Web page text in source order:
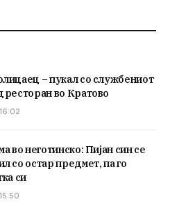
– пукал со службениот
во Кратово
во неготинско: Пијан син се
со остар предмет, па го
си